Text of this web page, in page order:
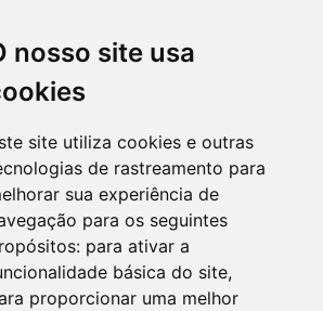
nosso site usa
site utiliza cookies e outras
de rastreamento para
sua experiência de
para os seguintes
para ativar a
básica do site,
proporcionar uma melhor
E
DE ILUMINAÇÃO PÚBLICA
TI